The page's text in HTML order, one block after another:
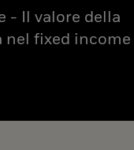
- Il valore della
nel fixed income